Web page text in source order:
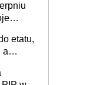
etatu,
a